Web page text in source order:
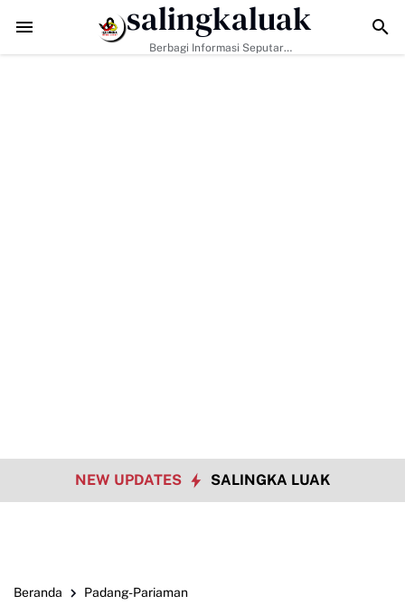
Jalan Dibuka, Rumah Diperbaiki: TMMD 129 Kodim 0306/50
salingkaluak
Berbagi Informasi Seputar
NEW UPDATES SALINGKA LUAK
Beranda Padang-Pariaman